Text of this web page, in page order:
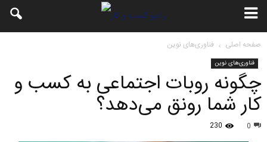
صفحه اصلی فناوری‌های نوین
فناوری‌های نوین
چگونه روبات اجتماعی به کسب و
کار شما رونق می‌دهد؟
0
230